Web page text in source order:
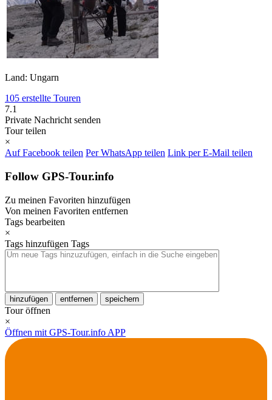
Land: Ungarn
105 erstellte Touren
7.1
Private Nachricht senden
Tour teilen
×
Auf Facebook teilen Per WhatsApp teilen Link per E-Mail teilen
Follow GPS-Tour.info
Zu meinen Favoriten hinzufügen
Von meinen Favoriten entfernen
Tags bearbeiten
×
Tags hinzufügen Tags
hinzufügen entfernen speichern
Tour öffnen
×
Öffnen mit GPS-Tour.info APP